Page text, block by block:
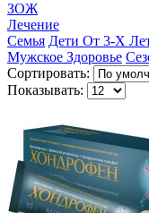
ЗОЖ
Лечение
Семья Дети От 3-Х
Мужское Здоровье
Сортировать:
Показывать: